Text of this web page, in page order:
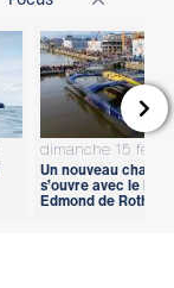
dimanche 15
Un nouveau
s’ouvre avec le Maxi
Edmond de
